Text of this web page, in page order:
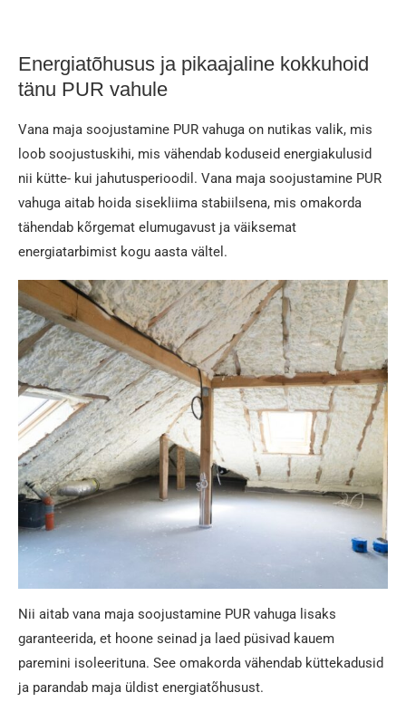
Energiatõhusus ja pikaajaline kokkuhoid
tänu PUR vahule
Vana maja soojustamine PUR vahuga on nutikas valik, mis
loob soojustuskihi, mis vähendab koduseid energiakulusid
nii kütte- kui jahutusperioodil. Vana maja soojustamine PUR
vahuga aitab hoida sisekliima stabiilsena, mis omakorda
tähendab kõrgemat elumugavust ja väiksemat
energiatarbimist kogu aasta vältel.
Nii aitab vana maja soojustamine PUR vahuga lisaks
garanteerida, et hoone seinad ja laed püsivad kauem
paremini isoleerituna. See omakorda vähendab küttekadusid
ja parandab maja üldist energiatõhusust.